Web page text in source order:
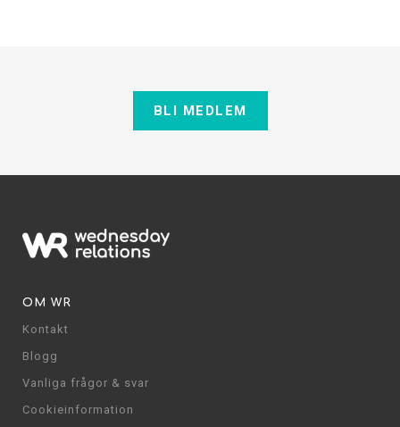
BLI MEDLEM
OM WR
Kontakt
Blogg
Vanliga frågor & svar
Cookieinformation